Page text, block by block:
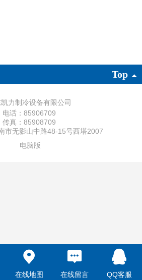
Top
力制冷设备有限公司
电话：85906709
传真：85908709
市无影山中路48-15号西塔2007
电脑版
在线地图 在线留言 QQ客服